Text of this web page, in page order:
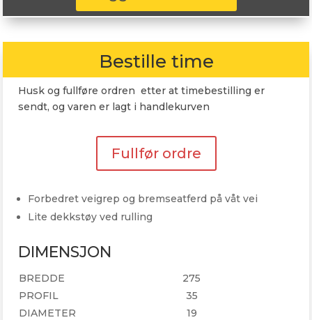
Bestille time
Husk og fullføre ordren etter at timebestilling er
sendt, og varen er lagt i handlekurven
Fullfør ordre
Forbedret veigrep og bremseatferd på våt vei
Lite dekkstøy ved rulling
DIMENSJON
BREDDE
275
PROFIL
35
DIAMETER
19